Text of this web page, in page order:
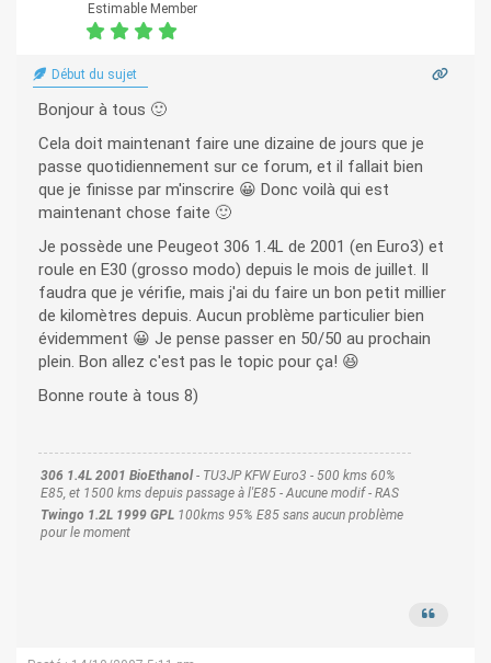
Estimable Member
Début du sujet
Bonjour à tous 🙂
Cela doit maintenant faire une dizaine de jours que je
passe quotidiennement sur ce forum, et il fallait bien
que je finisse par m'inscrire 😀 Donc voilà qui est
maintenant chose faite 🙂
Je possède une Peugeot 306 1.4L de 2001 (en Euro3) et
roule en E30 (grosso modo) depuis le mois de juillet. Il
faudra que je vérifie, mais j'ai du faire un bon petit millier
de kilomètres depuis. Aucun problème particulier bien
évidemment 😀 Je pense passer en 50/50 au prochain
plein. Bon allez c'est pas le topic pour ça! 😆
Bonne route à tous 8)
306 1.4L 2001 BioEthanol - TU3JP KFW Euro3 - 500 kms 60%
E85, et 1500 kms depuis passage à l'E85 - Aucune modif - RAS
Twingo 1.2L 1999 GPL 100kms 95% E85 sans aucun problème
pour le moment